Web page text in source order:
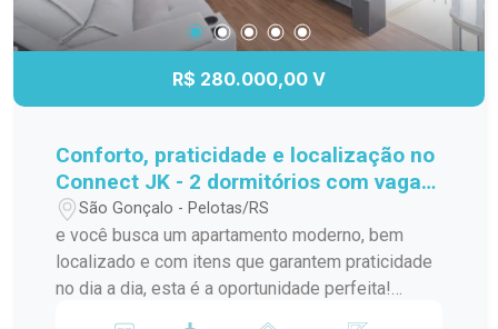
R$ 280.000,00 V
Conforto, praticidade e localização no
Connect JK - 2 dormitórios com vaga
privativa!
São Gonçalo - Pelotas/RS
e você busca um apartamento moderno, bem
localizado e com itens que garantem praticidade
no dia a dia, esta é a oportunidade perfeita!